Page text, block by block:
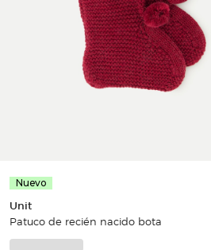
Nuevo
Unit
Patuco de recién nacido bota